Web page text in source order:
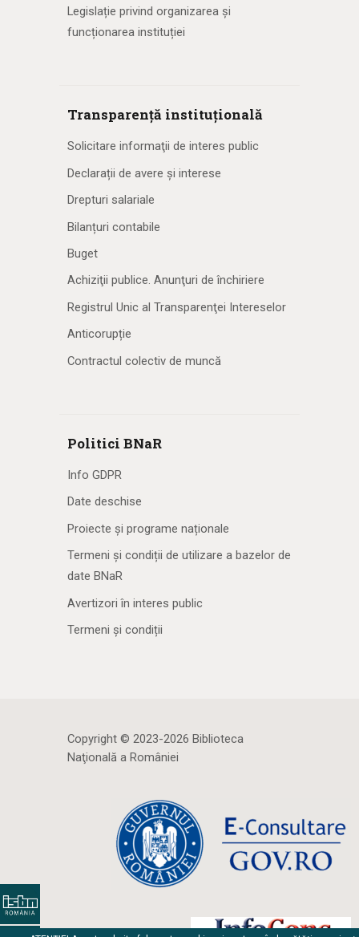
Legislație privind organizarea și
funcționarea instituției
Transparență instituțională
Solicitare informaţii de interes public
Declarații de avere și interese
Drepturi salariale
Bilanțuri contabile
Buget
Achiziţii publice. Anunţuri de închiriere
Registrul Unic al Transparenţei Intereselor
Anticorupție
Contractul colectiv de muncă
Politici BNaR
Info GDPR
Date deschise
Proiecte și programe naționale
Termeni și condiții de utilizare a bazelor de
date BNaR
Avertizori în interes public
Termeni și condiții
Copyright © 2023-2026 Biblioteca
Naţională a României